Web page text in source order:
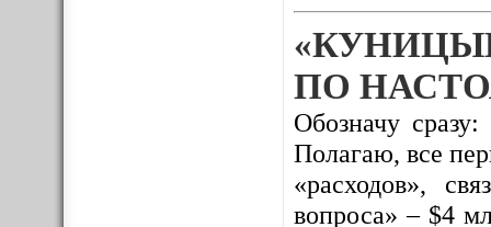
ПО
Обозначу
Полагаю, все
«расходов»,
вопроса» – $4